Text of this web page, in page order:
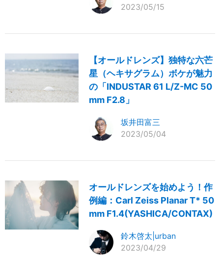
2023/05/15
【オールドレンズ】独特な六芒
星（ヘキサグラム）ボケが魅力
の「INDUSTAR 61 L/Z-MC 50
mm F2.8」
坂井田富三
2023/05/04
オールドレンズを始めよう！作
例編：Carl Zeiss Planar T* 50
mm F1.4(YASHICA/CONTAX)
鈴木啓太|urban
2023/04/29